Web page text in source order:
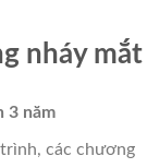
nháy mắt
3 năm
trình, các chương